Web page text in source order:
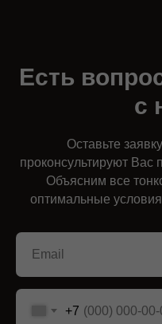
Есть
с
Оставьте
проконсультируют
Объясним все
оптимальные
+7